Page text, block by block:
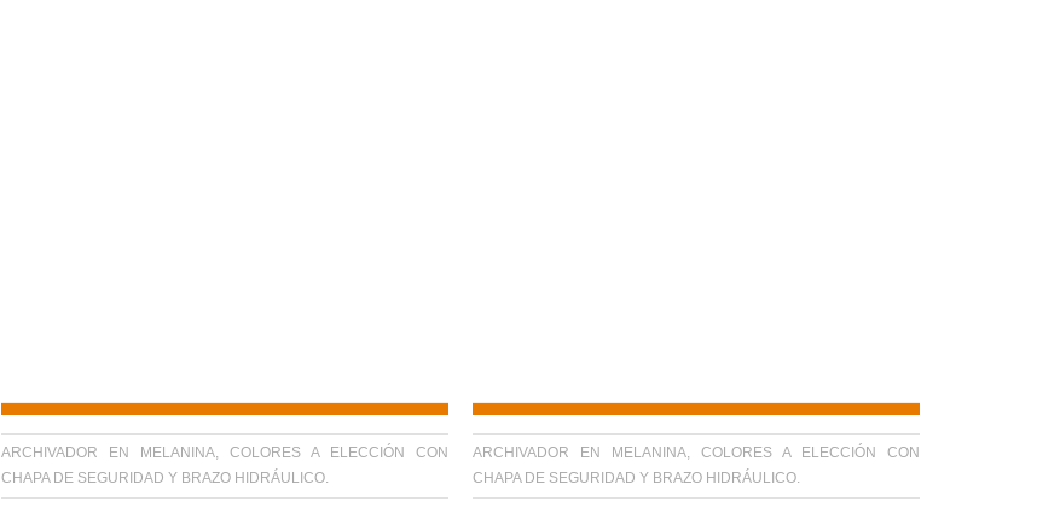
ARCHIVADOR EN MELANINA, COLORES A ELECCIÓN CON
CHAPA DE SEGURIDAD Y BRAZO HIDRÁULICO.
ARCHIVADOR EN MELANINA, COLORES A ELECCIÓN CON
CHAPA DE SEGURIDAD Y BRAZO HIDRÁULICO.